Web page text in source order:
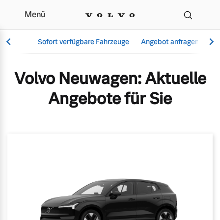
Aktuelle Angebote &
Menü
Sofort verfügbare Fahrzeuge Angebot anfragen
Vollelektrisch
Geschäftskunden
Unser Team
Volvo Neuwagen: Aktuelle
Angebote für Sie